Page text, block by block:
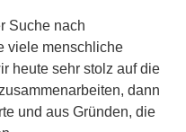
Suche nach
viele menschliche
heute sehr stolz auf die
dann
und aus Gründen, die